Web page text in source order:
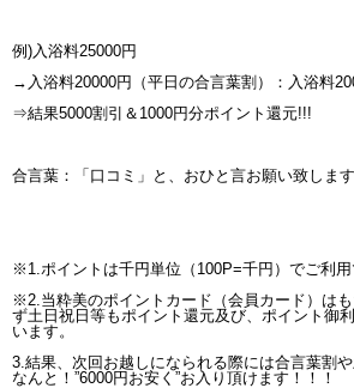
例)入浴料25000円
→入浴料20000円（平日の合言葉割）：入浴料
⇒結果5000割引＆1000円分ポイント還元!!!
合言葉：「口コミ」と、おひと言お願い致します
※1.ポイントは千円単位（100P=千円）でご利用
※2.当粋美のポイントカード（会員カード）は
ず土日祝日等もポイント還元及び、ポイント御
います。
3.結果、次回お越しになられる際には合言葉割や
なんと！”6000円お安く”お入り頂けます！！！